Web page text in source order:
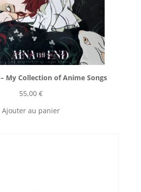
My Collection of Anime Songs
55,00 €
Ajouter au panier